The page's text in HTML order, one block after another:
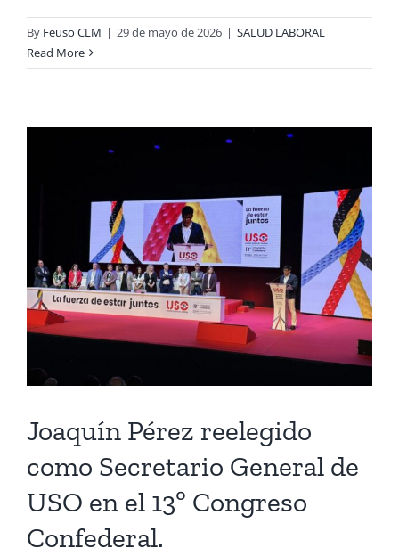
By Feuso CLM | 29 de mayo de 2026 | SALUD LABORAL
Read More
Joaquín Pérez reelegido
como Secretario General de
USO en el 13º Congreso
Confederal.